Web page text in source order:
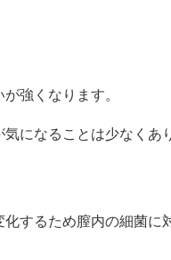
強くなります。
になることは少なくあ
するため膣内の細菌に